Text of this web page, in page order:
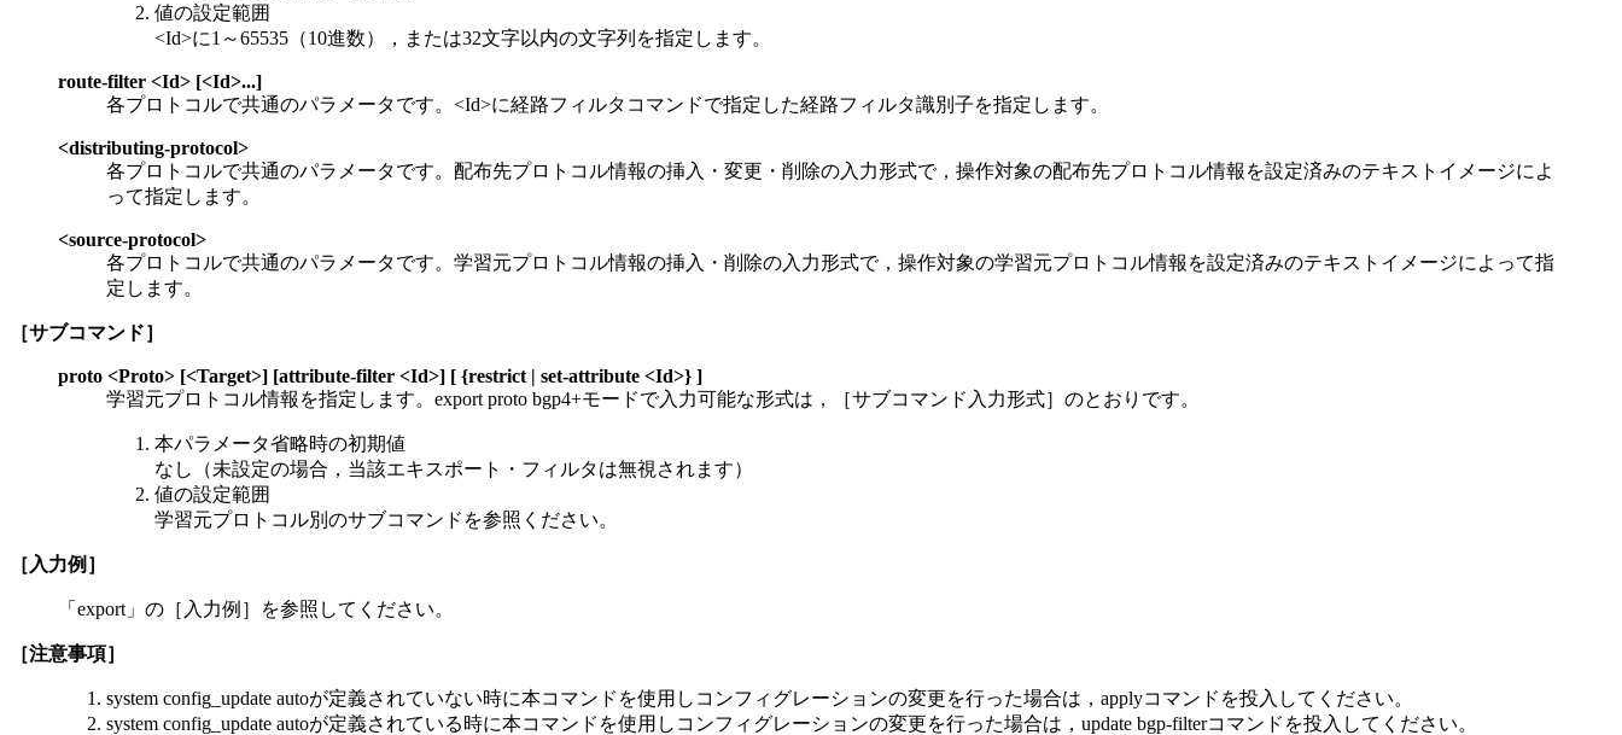
値の設定範囲
<Id>に1～65535（10進数），または32文字以内の文字列を指定します。
route-filter <Id> [<Id>...]
各プロトコルで共通のパラメータです。<Id>に経路フィルタコマンドで指定した経路フィルタ識別子を指定します。
<distributing-protocol>
各プロトコルで共通のパラメータです。配布先プロトコル情報の挿入・変更・削除の入力形式で，操作対象の配布先プロトコル情報を設定済みのテキストイメージによ
って指定します。
<source-protocol>
各プロトコルで共通のパラメータです。学習元プロトコル情報の挿入・削除の入力形式で，操作対象の学習元プロトコル情報を設定済みのテキストイメージによって指
定します。
［サブコマンド］
proto <Proto> [<Target>] [attribute-filter <Id>] [ {restrict | set-attribute <Id>} ]
学習元プロトコル情報を指定します。export proto bgp4+モードで入力可能な形式は，［サブコマンド入力形式］のとおりです。
本パラメータ省略時の初期値
なし（未設定の場合，当該エキスポート・フィルタは無視されます）
値の設定範囲
学習元プロトコル別のサブコマンドを参照ください。
［入力例］
「export」の［入力例］を参照してください。
［注意事項］
system config_update autoが定義されていない時に本コマンドを使用しコンフィグレーションの変更を行った場合は，applyコマンドを投入してください。
system config_update autoが定義されている時に本コマンドを使用しコンフィグレーションの変更を行った場合は，update bgp-filterコマンドを投入してください。